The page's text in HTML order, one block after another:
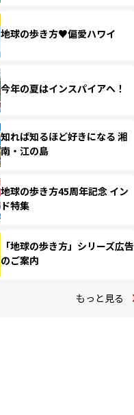
地球の歩き方♥偏愛ハワイ
今年の夏はインスパイアへ！
知れば知るほど好きになる 湘
南・江の島
地球の歩き方45周年記念 イン
ド特集
「地球の歩き方」シリーズ広告
のご案内
もっと見る